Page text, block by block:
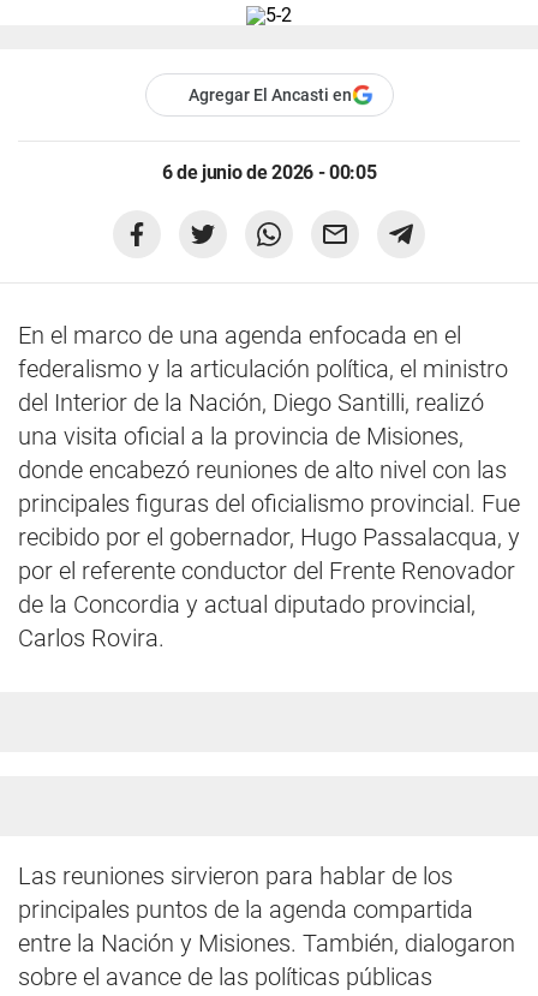
Agregar El Ancasti en
6 de junio de 2026 - 00:05
En el marco de una agenda enfocada en el
federalismo y la articulación política, el ministro
del Interior de la Nación, Diego Santilli, realizó
una visita oficial a la provincia de Misiones,
donde encabezó reuniones de alto nivel con las
principales figuras del oficialismo provincial. Fue
recibido por el gobernador, Hugo Passalacqua, y
por el referente conductor del Frente Renovador
de la Concordia y actual diputado provincial,
Carlos Rovira.
Las reuniones sirvieron para hablar de los
principales puntos de la agenda compartida
entre la Nación y Misiones. También, dialogaron
sobre el avance de las políticas públicas